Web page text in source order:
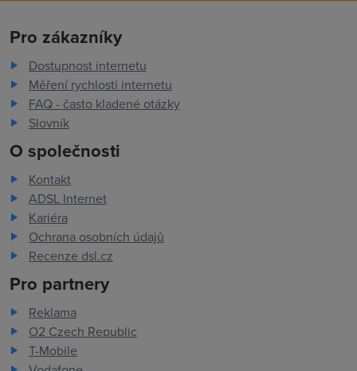
Pro zákazníky
Dostupnost internetu
Měření rychlosti internetu
FAQ - často kladené otázky
Slovník
O společnosti
Kontakt
ADSL Internet
Kariéra
Ochrana osobních údajů
Recenze dsl.cz
Pro partnery
Reklama
O2 Czech Republic
T-Mobile